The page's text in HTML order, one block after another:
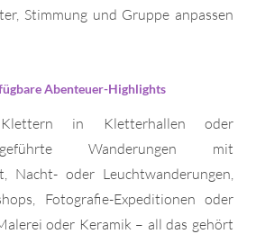
Stimmung und Gruppe anpassen
Abenteuer-Highlights
Klettern in Kletterhallen oder
Wanderungen mit
Nacht- oder Leuchtwanderungen,
Fotografie-Expeditionen oder
oder Keramik – all das gehört